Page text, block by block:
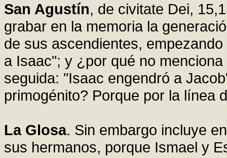
San Agustín, de civitate Dei,
grabar en la memoria la
de sus ascendientes,
a Isaac"; y ¿por qué no
seguida: "Isaac engendró a
primogénito? Porque por la línea
La Glosa. Sin embargo incluye
sus hermanos, porque Ismael y